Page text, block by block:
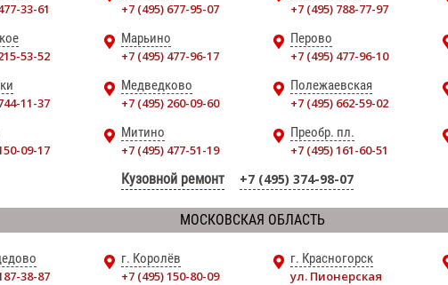
33-61
+7 (495) 677-95-07
+7 (495) 788-77-97
53-52
Марьино
+7 (495) 477-96-17
Перово
+7 (495) 477-96-10
11-37
Медведково
+7 (495) 260-09-60
Полежаевская
+7 (495) 662-59-02
09-17
Митино
+7 (495) 477-51-19
Преобр. пл.
+7 (495) 161-60-51
Кузовной ремонт +7 (495) 374-98-07
МОСКОВСКАЯ ОБЛАСТЬ
38-87
г. Королёв
+7 (495) 150-80-09
г. Красногорск
ул. Пионерская